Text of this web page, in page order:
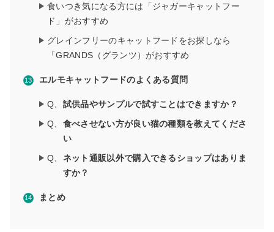
食いつき気になる方には「ジャガーキャットフー
ド」がおすすめ
グレインフリーのキャットフードをお探しなら
「GRANDS（グランツ）がおすすめ
エルモキャットフードのよくある質問
Q、 試供品やサンプルで試すことはできますか？
Q、 食べさせない方が良い猫の種類を教えてくださ
い
Q、 ネット通販以外で購入できるショップはありま
すか？
まとめ